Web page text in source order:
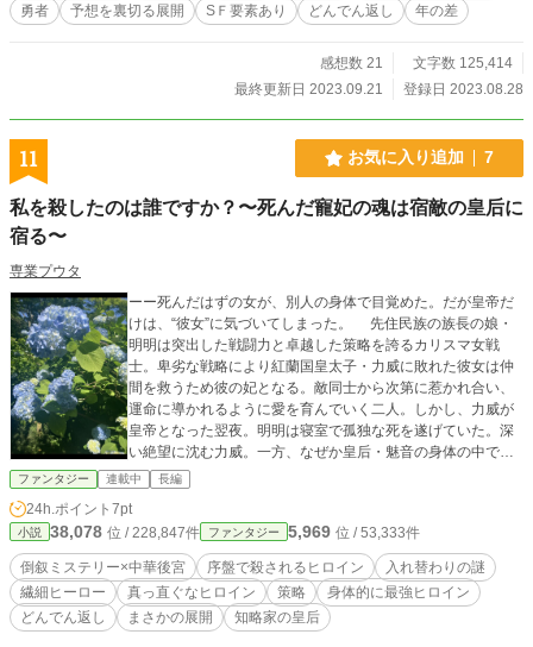
勇者
予想を裏切る展開 SＦ要素あり どんでん返し 年の差
感想数 21
文字数 125,414
最終更新日 2023.09.21
登録日 2023.08.28
11 お気に入り追加 7
私を殺したのは誰ですか？〜死んだ寵妃の魂は宿敵の皇后に
宿る〜
専業プウタ
ーー死んだはずの女が、別人の身体で目覚めた。だが皇帝だ
けは、“彼女”に気づいてしまった。 先住民族の族長の娘・
明明は突出した戦闘力と卓越した策略を誇るカリスマ女戦
士。卑劣な戦略により紅蘭国皇太子・力威に敗れた彼女は仲
間を救うため彼の妃となる。敵同士から次第に惹かれ合い、
運命に導かれるように愛を育んでいく二人。しかし、力威が
皇帝となった翌夜。明明は寝室で孤独な死を遂げていた。深
い絶望に沈む力威。一方、なぜか皇后・魅音の身体の中で目
覚める明明の魂。自分の死体には魅音の魂が宿っていると思
った明明は、身体を返すため奔走し始める。力威に冷たく突
き放されながらも、「魅音」を演じ続ける明明。だが、力威
は魅音の中に「明明」がいることに気づいてしまう。「明明
がいない世界に、生きる意味はない」愛する者を失った男が
下した、あまりにも狂おしい決断。死体を燃やそうとする力
威と、止めようとする明明。魂と肉体、愛と策略が交錯する
後宮で、運命は再び大きく動き出す。度重なるどんでん返し
ファンタジー 連載中 長編
24h.ポイント 7pt
小説 38,078 位 / 228,847件 ファンタジー 5,969 位 / 53,333件
倒叙ミステリー×中華後宮 序盤で殺されるヒロイン
入れ替わりの謎
繊細ヒーロー
真っ直ぐなヒロイン 策略
身体的に最強ヒロイン
どんでん返し
まさかの展開 知略家の皇后